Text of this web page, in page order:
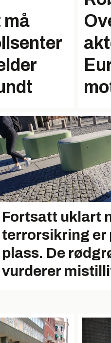
må
Fortsatt uklart
terrorsikring er
plass. De
vurderer